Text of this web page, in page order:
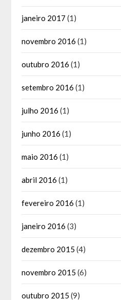
janeiro 2017 (1)
novembro 2016 (1)
outubro 2016 (1)
setembro 2016 (1)
julho 2016 (1)
junho 2016 (1)
maio 2016 (1)
abril 2016 (1)
fevereiro 2016 (1)
janeiro 2016 (3)
dezembro 2015 (4)
novembro 2015 (6)
outubro 2015 (9)